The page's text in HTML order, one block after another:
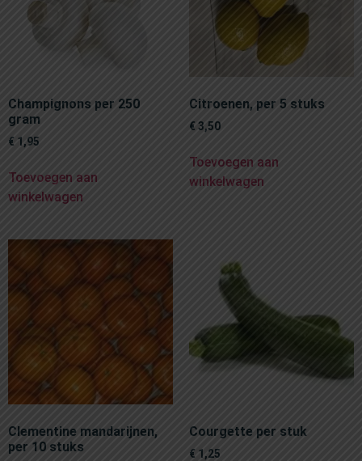
Champignons per 250
gram
€ 1,95
Toevoegen aan
winkelwagen
Citroenen, per 5 stuks
€ 3,50
Toevoegen aan
winkelwagen
Clementine mandarijnen,
per 10 stuks
Courgette per stuk
€ 1,25